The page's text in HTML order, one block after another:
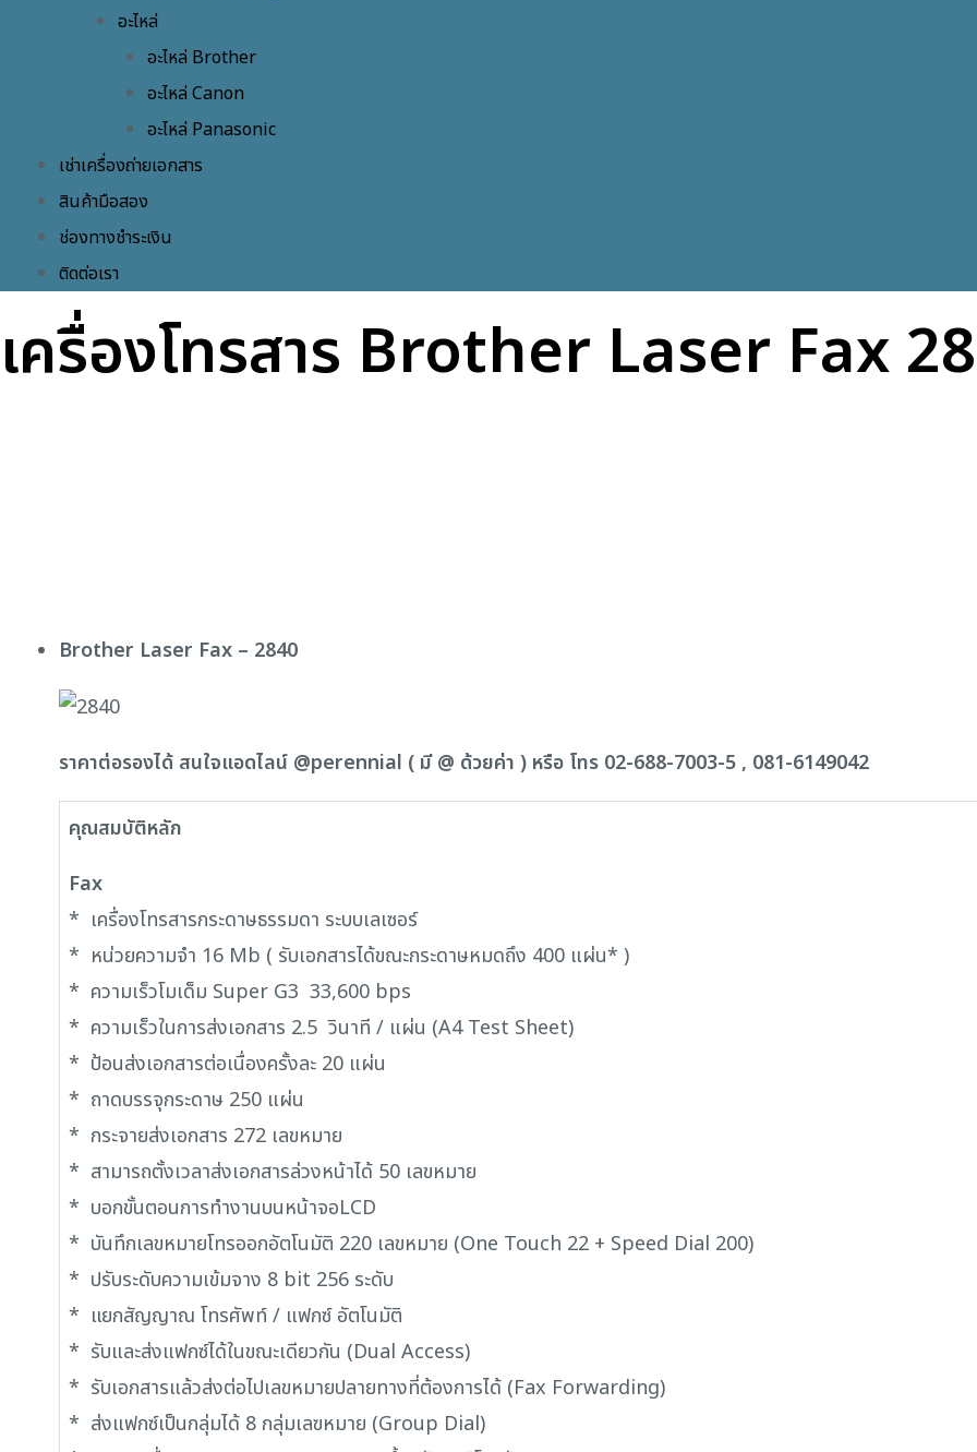
อะไหล่
อะไหล่ Brother
อะไหล่ Canon
อะไหล่ Panasonic
เช่าเครื่องถ่ายเอกสาร
สินค้ามือสอง
ช่องทางชำระเงิน
ติดต่อเรา
เครื่องโทรสาร Brother Laser Fax
Brother Laser Fax – 2840
ราคาต่อรองได้ สนใจแอดไลน์ @perennial ( มี @ ด้วยค่า ) หรือ โทร 02-688-7003-5 , 081-6149042
คุณสมบัติหลัก
Fax
* เครื่องโทรสารกระดาษธรรมดา ระบบเลเซอร์
* หน่วยความจำ 16 Mb ( รับเอกสารได้ขณะกระดาษหมดถึง 400 แผ่น* )
* ความเร็วโมเด็ม Super G3 33,600 bps
* ความเร็วในการส่งเอกสาร 2.5 วินาที / แผ่น (A4 Test Sheet)
* ป้อนส่งเอกสารต่อเนื่องครั้งละ 20 แผ่น
* ถาดบรรจุกระดาษ 250 แผ่น
* กระจายส่งเอกสาร 272 เลขหมาย
* สามารถตั้งเวลาส่งเอกสารล่วงหน้าได้ 50 เลขหมาย
* บอกขั้นตอนการทำงานบนหน้าจอLCD
* บันทึกเลขหมายโทรออกอัตโนมัติ 220 เลขหมาย (One Touch 22 + Speed Dial 200)
* ปรับระดับความเข้มจาง 8 bit 256 ระดับ
* แยกสัญญาณ โทรศัพท์ / แฟกซ์ อัตโนมัติ
* รับและส่งแฟกซ์ได้ในขณะเดียวกัน (Dual Access)
* รับเอกสารแล้วส่งต่อไปเลขหมายปลายทางที่ต้องการได้ (Fax Forwarding)
* ส่งแฟกซ์เป็นกลุ่มได้ 8 กลุ่มเลฃหมาย (Group Dial)